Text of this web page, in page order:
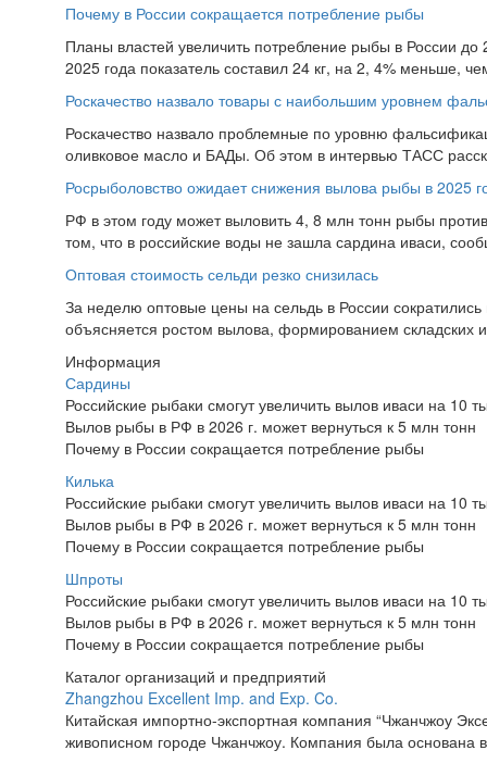
Почему в России сокращается потребление рыбы
Планы властей увеличить потребление рыбы в России до
2025 года показатель составил 24 кг, на 2, 4% меньше,
Роскачество назвало товары с наибольшим уровнем
Роскачество назвало проблемные по уровню
оливковое масло и БАДы. Об этом в интервью ТАСС
Росрыболовство ожидает снижения вылова рыбы в 2025
РФ в этом году может выловить 4, 8 млн тонн рыбы
том, что в российские воды не зашла сардина иваси,
Оптовая стоимость сельди резко снизилась
За неделю оптовые цены на сельдь в России
объясняется ростом вылова, формированием
Информация
Сардины
Российские рыбаки смогут увеличить вылов иваси на 10
Вылов рыбы в РФ в 2026 г. может вернуться к 5 млн тонн
Почему в России сокращается потребление рыбы
Килька
Российские рыбаки смогут увеличить вылов иваси на 10
Вылов рыбы в РФ в 2026 г. может вернуться к 5 млн тонн
Почему в России сокращается потребление рыбы
Шпроты
Российские рыбаки смогут увеличить вылов иваси на 10
Вылов рыбы в РФ в 2026 г. может вернуться к 5 млн тонн
Почему в России сокращается потребление рыбы
Каталог организаций и предприятий
Zhangzhou Excellent Imp. and Exp. Co.
Китайская импортно-экспортная компания “Чжанчжоу
живописном городе Чжанчжоу. Компания была основана